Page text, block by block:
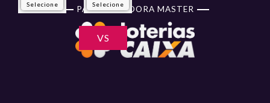
Selecione Selecione
VS
PATROCINADORA MASTER